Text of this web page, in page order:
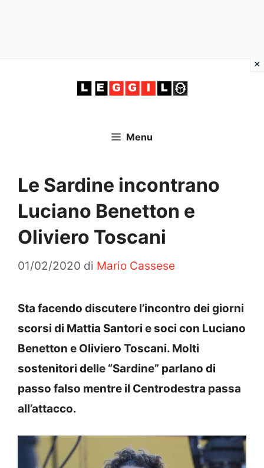
Menu
Le Sardine incontrano
Luciano Benetton e
Oliviero Toscani
01/02/2020 di Mario Cassese
Sta facendo discutere l’incontro dei giorni
scorsi di Mattia Santori e soci con Luciano
Benetton e Oliviero Toscani. Molti
sostenitori delle “Sardine” parlano di
passo falso mentre il Centrodestra passa
all’attacco.